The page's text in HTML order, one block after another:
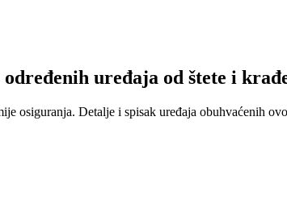
uređaja od štete i
osiguranja. Detalje i spisak uređaja obuhvaćenih